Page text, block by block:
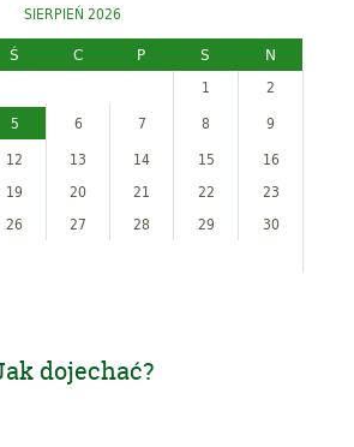
SIERPIEŃ 2026
Ś C P S
N
1
2
5 6 7 8
9
12 13 14 15
16
19 20 21 22
23
26 27 28 29
30
dojechać?